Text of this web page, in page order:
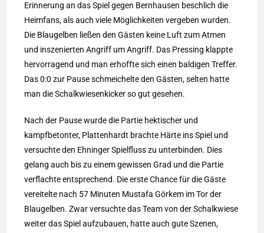
Erinnerung an das Spiel gegen Bernhausen beschlich die
Heimfans, als auch viele Möglichkeiten vergeben wurden.
Die Blaugelben ließen den Gästen keine Luft zum Atmen
und inszenierten Angriff um Angriff. Das Pressing klappte
hervorragend und man erhoffte sich einen baldigen Treffer.
Das 0:0 zur Pause schmeichelte den Gästen, selten hatte
man die Schalkwiesenkicker so gut gesehen.
Nach der Pause wurde die Partie hektischer und
kampfbetonter, Plattenhardt brachte Härte ins Spiel und
versuchte den Ehninger Spielfluss zu unterbinden. Dies
gelang auch bis zu einem gewissen Grad und die Partie
verflachte entsprechend. Die erste Chance für die Gäste
vereitelte nach 57 Minuten Mustafa Görkem im Tor der
Blaugelben. Zwar versuchte das Team von der Schalkwiese
weiter das Spiel aufzubauen, hatte auch gute Szenen,